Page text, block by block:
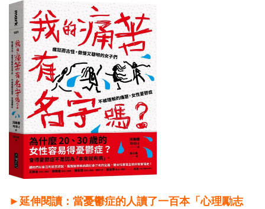
►延伸閱讀：當憂鬱症的人讀了一百本「心理勵志